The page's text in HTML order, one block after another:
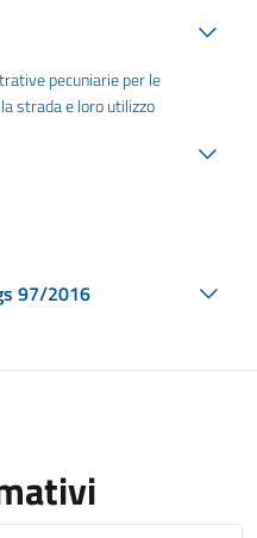
pecuniarie per le
strada e loro utilizzo
97/2016